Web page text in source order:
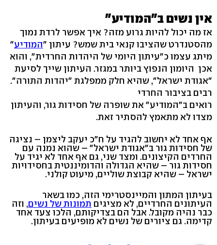
אין נשים ב"המודיע"
אז מה יכול להיות גרוע מזה? איך אפשר לרדת נמוך
מהסטנדרט שהציבו קנאי בית שמש? עיתון "המודיע"
מיתג עצמו כ"עיתון היומי של היהדות החרדית", והוא
אכן היומון הנפוץ ביותר במגזר. העיתון שייך לסיעת
"אגודת ישראל", שהיא חלק ממפלגת "יהדות התורה".
רבים בציבור החרדי
רואים ב"המודיע" את שופרה של חסידות גור, והעיתון
מצדו לא מתאמץ להסתיר זאת.
אף אחד לא יחשוב להגיד על ח"כ יעקב ליצמן – נציגה
של חסידות גור ב"אגודת ישראל" – שהוא נמנה עם
החרדים הקיצונים. ומצד שני, גם אף אחד לא יגיד על
חסידות גור – שהיא הגדולה והדומיננטית בחסידויות
ישראל – שהיא קבוצת שוליים, מיעוט קולני.
בעיתון המתון והמיינסטרימי הזה, כמו בשאר
העיתונים החרדיים, לא מציגים תמונות של נשים, וזה
כבר נהיה מקובל. אבל הם בצדיקותם, הלכו צעד אחד
קדימה. גם ציורים של נשים לא מופיעים בעיתון.